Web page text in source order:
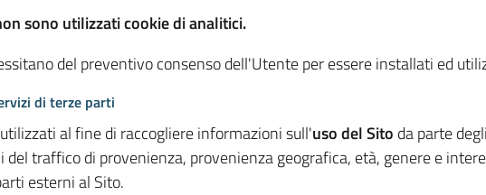
sono utilizzati cookie di analitici.
del preventivo consenso dell'Utente per essere installati ed
di terze parti
al fine di raccogliere informazioni sull'uso del Sito da parte
del traffico di provenienza, provenienza geografica, età, genere e
esterni al Sito.